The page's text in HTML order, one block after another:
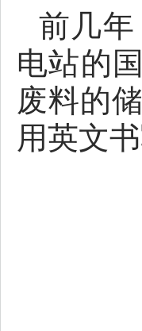
前几
电站的
废料的
用英文